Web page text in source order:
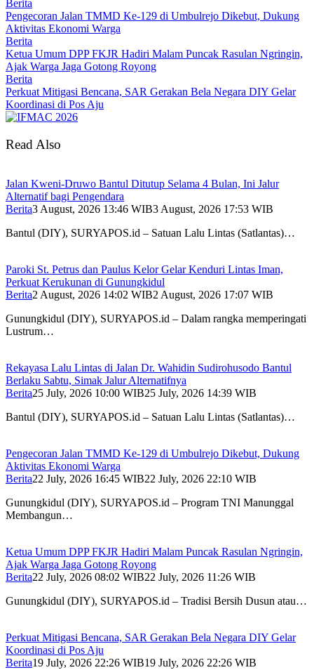
Berita
Pengecoran Jalan TMMD Ke-129 di Umbulrejo Dikebut, Dukung
Aktivitas Ekonomi Warga
Berita
Ketua Umum DPP FKJR Hadiri Malam Puncak Rasulan Ngringin,
Ajak Warga Jaga Gotong Royong
Berita
Perkuat Mitigasi Bencana, SAR Gerakan Bela Negara DIY Gelar
Koordinasi di Pos Aju
Read Also
Jalan Kweni-Druwo Bantul Ditutup Selama 4 Bulan, Ini Jalur
Alternatif bagi Pengendara
Berita3 August, 2026 13:46 WIB3 August, 2026 17:53 WIB
Bantul (DIY), SURYAPOS.id – Satuan Lalu Lintas (Satlantas)…
Paroki St. Petrus dan Paulus Kelor Gelar Kenduri Lintas Iman,
Perkuat Kerukunan di Gunungkidul
Berita2 August, 2026 14:02 WIB2 August, 2026 17:07 WIB
Gunungkidul (DIY), SURYAPOS.id – Dalam rangka memperingati
Lustrum…
Rekayasa Lalu Lintas di Jalan Dr. Wahidin Sudirohusodo Bantul
Berlaku Sabtu, Simak Jalur Alternatifnya
Berita25 July, 2026 10:00 WIB25 July, 2026 14:39 WIB
Bantul (DIY), SURYAPOS.id – Satuan Lalu Lintas (Satlantas)…
Pengecoran Jalan TMMD Ke-129 di Umbulrejo Dikebut, Dukung
Aktivitas Ekonomi Warga
Berita22 July, 2026 16:45 WIB22 July, 2026 22:10 WIB
Gunungkidul (DIY), SURYAPOS.id – Program TNI Manunggal
Membangun…
Ketua Umum DPP FKJR Hadiri Malam Puncak Rasulan Ngringin,
Ajak Warga Jaga Gotong Royong
Berita22 July, 2026 08:02 WIB22 July, 2026 11:26 WIB
Gunungkidul (DIY), SURYAPOS.id – Tradisi Bersih Dusun atau…
Perkuat Mitigasi Bencana, SAR Gerakan Bela Negara DIY Gelar
Koordinasi di Pos Aju
Berita19 July, 2026 22:26 WIB19 July, 2026 22:26 WIB